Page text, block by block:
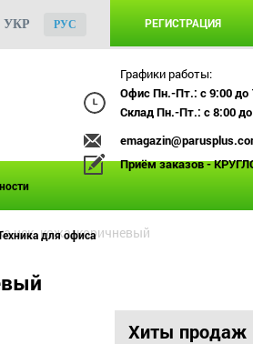
РЕГИСТРАЦИЯ
УКР РУС
Графики работы:
Офис Пн.-Пт.: с 9:00 до
Склад Пн.-Пт.: с 8:00
Приём заказов -
для офиса
иск. кожа, коричневый
Хиты продаж